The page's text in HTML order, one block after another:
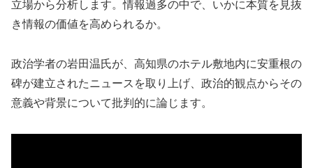
立場から分析します。情報過多の中で、いかに本質を見抜
き情報の価値を高められるか。
政治学者の岩田温氏が、高知県のホテル敷地内に安重根の
碑が建立されたニュースを取り上げ、政治的観点からその
意義や背景について批判的に論じます。